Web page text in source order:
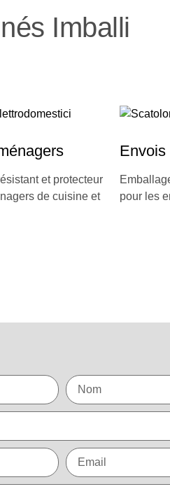
Imballi
et protecteur
de cuisine et
Envois
pour les